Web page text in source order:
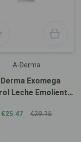
A-Derma
Exomega
Leche Emoliente
€25.47 €29.15